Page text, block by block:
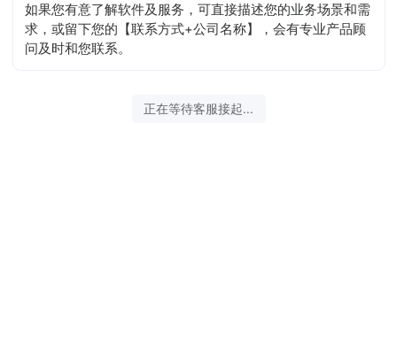
如果您有意了解软件及服务，可直接描述您的业务场景和需
求，或留下您的【联系方式+公司名称】，会有专业产品顾
问及时和您联系。
正在等待客服接起...